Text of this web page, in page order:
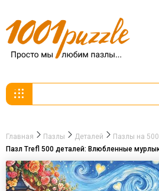
Главная Пазлы Деталей
Пазлы на
Пазл Trefl 500 деталей: Влюбленные